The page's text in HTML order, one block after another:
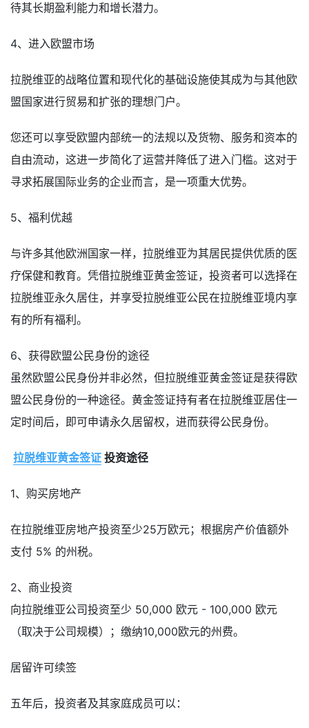
待其长期盈利能力和增长潜力。
4、进入欧盟市场
拉脱维亚的战略位置和现代化的基础设施使其成为与其他欧
盟国家进行贸易和扩张的理想门户。
您还可以享受欧盟内部统一的法规以及货物、服务和资本的
自由流动，这进一步简化了运营并降低了进入门槛。这对于
寻求拓展国际业务的企业而言，是一项重大优势。
5、福利优越
与许多其他欧洲国家一样，拉脱维亚为其居民提供优质的医
疗保健和教育。凭借拉脱维亚黄金签证，投资者可以选择在
拉脱维亚永久居住，并享受拉脱维亚公民在拉脱维亚境内享
有的所有福利。
6、获得欧盟公民身份的途径
虽然欧盟公民身份并非必然，但拉脱维亚黄金签证是获得欧
盟公民身份的一种途径。黄金签证持有者在拉脱维亚居住一
定时间后，即可申请永久居留权，进而获得公民身份。
拉脱维亚黄金签证 投资途径
1、购买房地产
在拉脱维亚房地产投资至少25万欧元；根据房产价值额外
支付 5% 的州税。
2、商业投资
向拉脱维亚公司投资至少 50,000 欧元 - 100,000 欧元
（取决于公司规模）；缴纳10,000欧元的州费。
居留许可续签
五年后，投资者及其家庭成员可以：